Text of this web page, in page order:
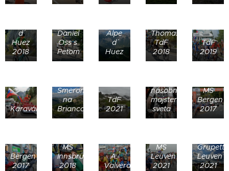
d´
Huez
2018
Daniel
Oss s
Peťom
Zig
Alpe
d´
Huez
Egan
Thomas
TdF
2018
TdF
2019
Karavána
Smerom
na
Briancon
TdF
2021
násobný
majster
sveta
MS
Bergen
2017
Bergen
2017
MS
Innsbruck
2018
A.
Valverde
MS
Leuven
2021
Leuven
2021